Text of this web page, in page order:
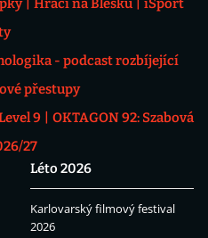
- podcast rozbíjející
přestupy
9
OKTAGON 92: Szabová
27
Léto 2026
Karlovarský filmový festival
2026